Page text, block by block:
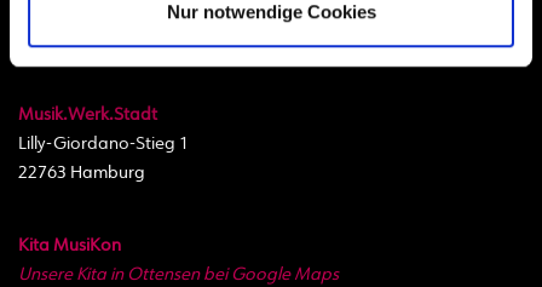
Nur notwendige Cookies
Standorte
Musik.Werk.Stadt
Lilly-Giordano-Stieg 1
22763 Hamburg
Kita MusiKon
Unsere Kita in Ottensen bei Google Maps